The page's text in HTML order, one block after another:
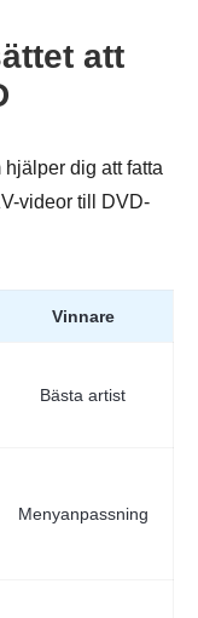
att
dig att fatta
videor till DVD-
Vinnare
Bästa artist
Menyanpassning